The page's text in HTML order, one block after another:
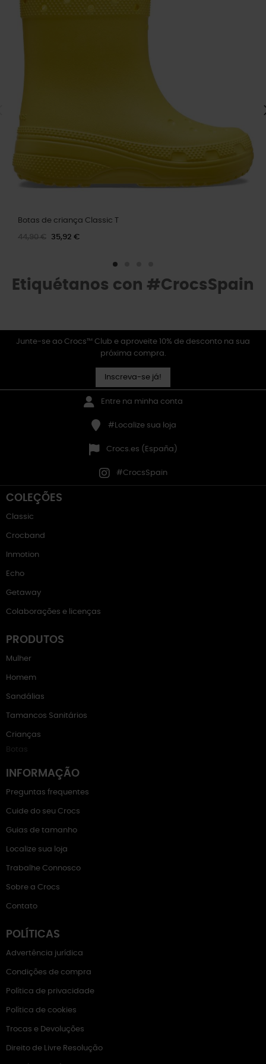
Botas de criança Classic T
44,90 € 35,92 €
Etiquétanos con #CrocsSpain
Junte-se ao Crocs™ Club e aproveite 10% de desconto na sua
próxima compra.
Inscreva-se já!
Entre na minha conta
#Localize sua loja
Crocs.es (España)
#CrocsSpain
COLEÇÕES
Classic
Crocband
Inmotion
Echo
Getaway
Colaborações e licenças
PRODUTOS
Mulher
Homem
Sandálias
Tamancos Sanitários
Crianças
Botas
INFORMAÇÃO
Preguntas frequentes
Cuide do seu Crocs
Guias de tamanho
Localize sua loja
Trabalhe Connosco
Sobre a Crocs
Contato
POLÍTICAS
Advertência jurídica
Condições de compra
Política de privacidade
Política de cookies
Trocas e Devoluções
Direito de Livre Resolução